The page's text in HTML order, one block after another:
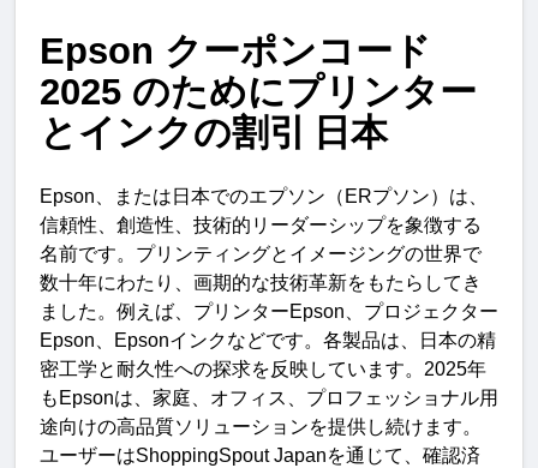
Epson クーポンコード
2025 のためにプリンター
とインクの割引
日本
Epson 、または日本でのエプソン（ ERプソン）は、
信頼性、創造性、技術的リーダーシップを象徴する
名前です。プリンティングとイメージングの世界で
数十年にわたり、画期的な技術革新をもたらしてき
ました。例えば、プリンターEpson 、プロジェクター
Epson
Epsonインクなどです。各製品は、日本の精
密工学と耐久性への探求を反映しています。 2025年
も Epsonは、家庭、オフィス、プロフェッショナル用
途向けの高品質ソリューションを提供し続けます。
ユーザーはShoppingSpout Japanを通じて、確認済